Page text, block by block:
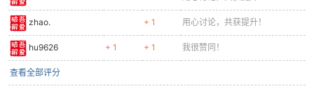
zhao. + 1 用心讨论，共获提升！
hu9626 + 1 + 1 我很赞同！
查看全部评分